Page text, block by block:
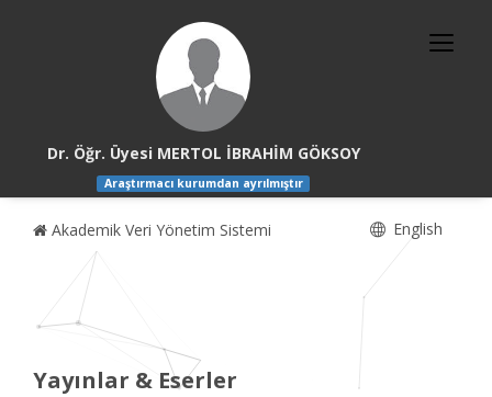
Dr. Öğr. Üyesi MERTOL İBRAHİM GÖKSOY
Araştırmacı kurumdan ayrılmıştır
Akademik Veri Yönetim Sistemi English
Yayınlar & Eserler